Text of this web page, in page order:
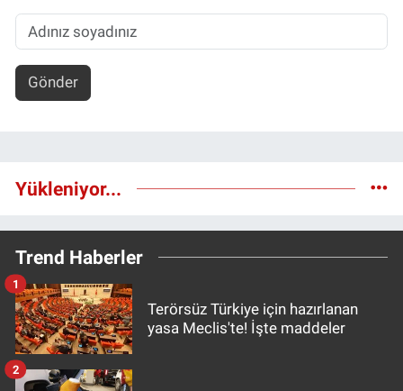
Gönder
Yükleniyor...
Trend Haberler
Terörsüz Türkiye için hazırlanan
yasa Meclis'te! İşte maddeler
1
2